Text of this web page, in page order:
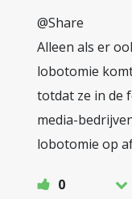
@Share
Alleen als er
lobotomie
totdat ze in de
media-
lobotomie op
0